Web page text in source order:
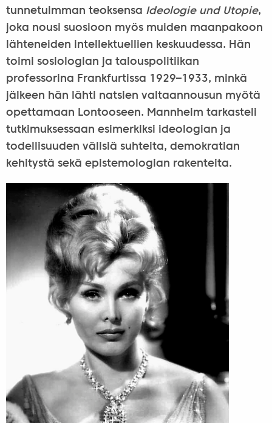
tunnetuimman teoksensa Ideologie und Utopie,
joka nousi suosioon myös muiden maanpakoon
lähteneiden intellektuellien keskuudessa. Hän
toimi sosiologian ja talouspolitiikan
professorina Frankfurtissa 1929–1933, minkä
jälkeen hän lähti natsien valtaannousun myötä
opettamaan Lontooseen. Mannheim tarkasteli
tutkimuksessaan esimerkiksi ideologian ja
todellisuuden välisiä suhteita, demokratian
kehitystä sekä epistemologian rakenteita.